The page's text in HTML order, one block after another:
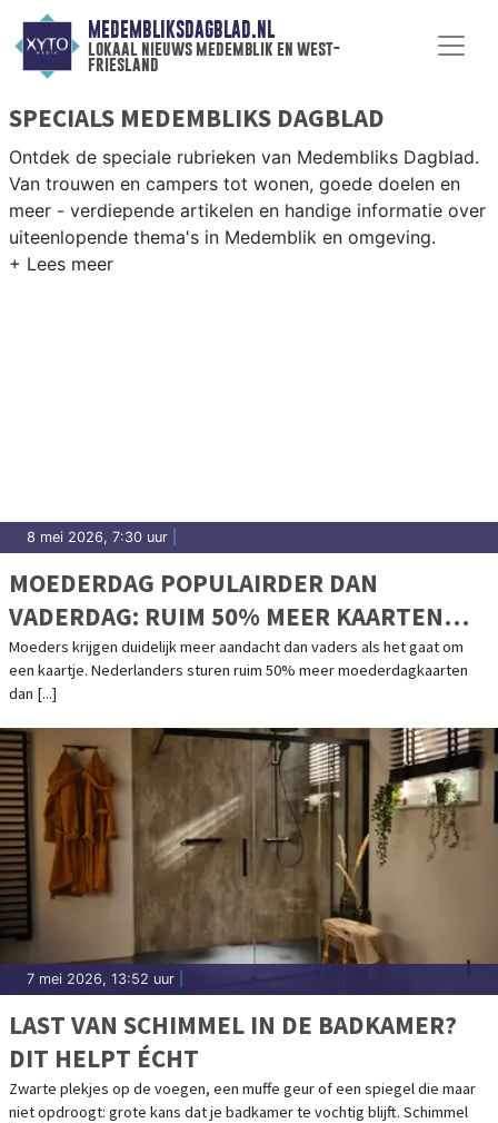
MEDEMBLIKSDAGBLAD.NL
lokaal nieuws medemblik en west-
friesland
SPECIALS MEDEMBLIKS DAGBLAD
Ontdek de speciale rubrieken van Medembliks Dagblad.
Van trouwen en campers tot wonen, goede doelen en
meer - verdiepende artikelen en handige informatie over
uiteenlopende thema's in Medemblik en omgeving.
8 mei 2026, 7:30 uur
MOEDERDAG POPULAIRDER DAN
VADERDAG: RUIM 50% MEER KAARTEN
VERSTUURD
Moeders krijgen duidelijk meer aandacht dan vaders als het gaat om
een kaartje. Nederlanders sturen ruim 50% meer moederdagkaarten
dan [...]
7 mei 2026, 13:52 uur
LAST VAN SCHIMMEL IN DE BADKAMER?
DIT HELPT ÉCHT
Zwarte plekjes op de voegen, een muffe geur of een spiegel die maar
niet opdroogt: grote kans dat je badkamer te vochtig blijft. Schimmel